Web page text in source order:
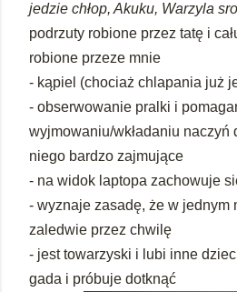
jedzie chłop, Akuku, Warzyla
podrzuty robione przez tatę i
robione przeze mnie
- kąpiel (chociaż chlapania już
- obserwowanie pralki i
wyjmowaniu/wkładaniu naczyń
niego bardzo zajmujące
- na widok laptopa zachowuje
- wyznaje zasadę, że w jednym
zaledwie przez chwilę
- jest towarzyski i lubi inne
gada i próbuje dotknąć